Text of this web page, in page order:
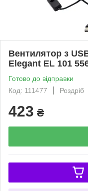
Вентилятор з
Elegant EL 101
Готово до відправки
Код: 111477
Роздріб
423 ₴